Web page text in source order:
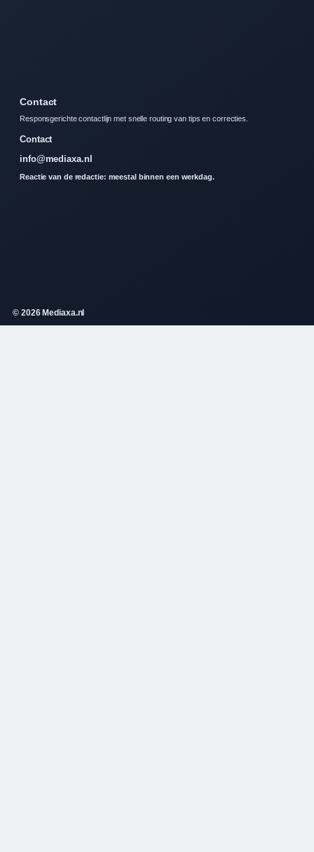
Contact
Responsgerichte contactlijn met snelle routing van tips en correcties.
Contact
info@mediaxa.nl
Reactie van de redactie: meestal binnen een werkdag.
© 2026 Mediaxa.nl